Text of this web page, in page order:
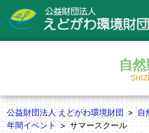
自
公益財団法人 えどがわ環境財団 自
年間イベント
サマースクール